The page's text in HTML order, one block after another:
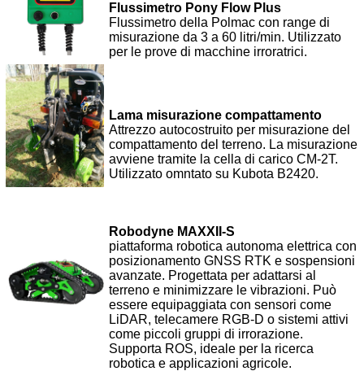
Flussimetro Pony Flow Plus
Flussimetro della Polmac con range di
misurazione da 3 a 60 litri/min. Utilizzato
per le prove di macchine irroratrici.
Lama misurazione compattamento
Attrezzo autocostruito per misurazione del
compattamento del terreno. La misurazione
avviene tramite la cella di carico CM-2T.
Utilizzato omntato su Kubota B2420.
Robodyne MAXXII-S
piattaforma robotica autonoma elettrica con
posizionamento GNSS RTK e sospensioni
avanzate. Progettata per adattarsi al
terreno e minimizzare le vibrazioni. Può
essere equipaggiata con sensori come
LiDAR, telecamere RGB-D o sistemi attivi
come piccoli gruppi di irrorazione.
Supporta ROS, ideale per la ricerca
robotica e applicazioni agricole.